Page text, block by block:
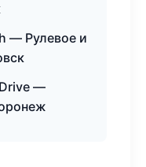
— Рулевое и
—